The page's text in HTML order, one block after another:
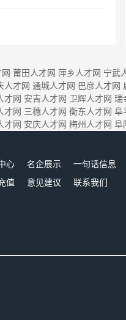
莆田人才网 萍乡人才网 宁武
人才网 通城人才网 巴彦人才网
才网 安吉人才网 卫辉人才网 瑞
才网 三穗人才网 衡东人才网 阜
才网 安庆人才网 梅州人才网 阜
心 名企展示 一句话信息
值 意见建议 联系我们